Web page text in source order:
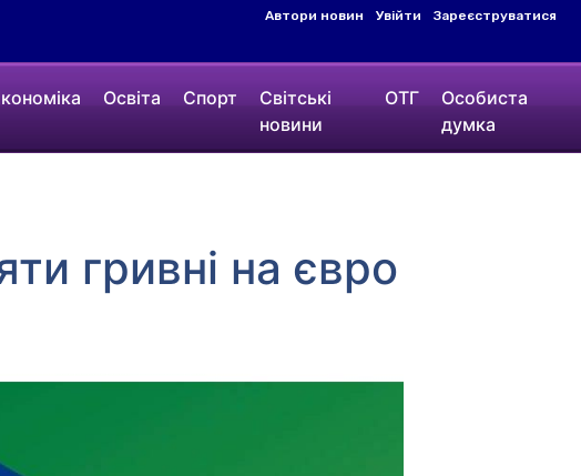
Автори новин Увійти Зареєструватися
Освіта Спорт
Світські
новини
ОТГ
Особиста
думка
гривні на євро